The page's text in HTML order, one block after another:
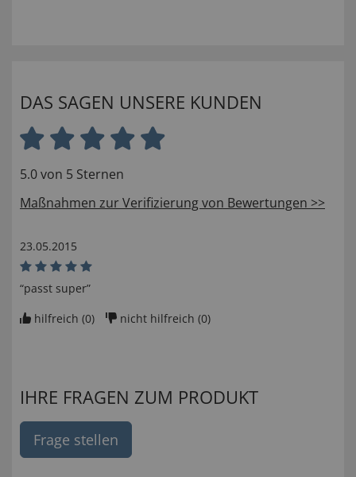
DAS SAGEN UNSERE KUNDEN
5.0 von 5 Sternen
Maßnahmen zur Verifizierung von Bewertungen >>
23.05.2015
“passt super”
hilfreich (0) nicht hilfreich (0)
IHRE FRAGEN ZUM PRODUKT
Frage stellen